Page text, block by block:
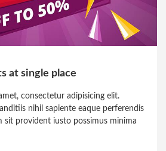
at single place
consectetur adipisicing elit.
nihil sapiente eaque perferendis
sit provident iusto possimus minima